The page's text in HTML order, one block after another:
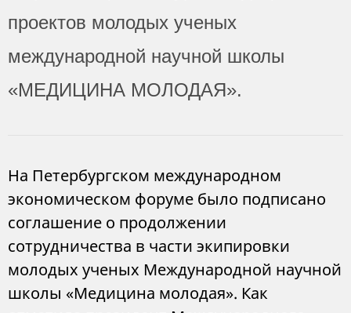
проектов молодых ученых
международной научной школы
«МЕДИЦИНА МОЛОДАЯ».
На Петербургском международном
экономическом форуме было подписано
соглашение о продолжении
сотрудничества в части экипировки
молодых ученых Международной научной
школы «Медицина молодая». Как